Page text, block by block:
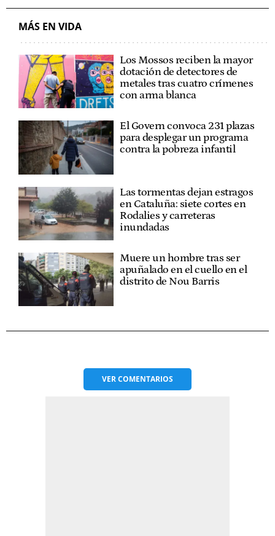
MÁS EN VIDA
Los Mossos reciben la mayor
dotación de detectores de
metales tras cuatro crímenes
con arma blanca
El Govern convoca 231 plazas
para desplegar un programa
contra la pobreza infantil
Las tormentas dejan estragos
en Cataluña: siete cortes en
Rodalies y carreteras
inundadas
Muere un hombre tras ser
apuñalado en el cuello en el
distrito de Nou Barris
VERCOMENTARIOS